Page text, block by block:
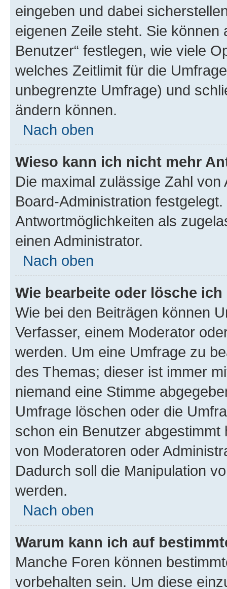
eingeben und dabei
eigenen Zeile steht. Sie können
Benutzer“ festlegen, wie viele
welches Zeitlimit für die
unbegrenzte Umfrage) und
ändern können.
Nach oben
Wieso kann ich nicht mehr
Die maximal zulässige Zahl
Board-Administration
Antwortmöglichkeiten als
einen Administrator.
Nach oben
Wie bearbeite oder lösche
Wie bei den Beiträgen können
Verfasser, einem Moderator
werden. Um eine Umfrage zu
des Themas; dieser ist immer
niemand eine Stimme
Umfrage löschen oder die
schon ein Benutzer
von Moderatoren oder
Dadurch soll die Manipulation
werden.
Nach oben
Warum kann ich auf
Manche Foren können
vorbehalten sein. Um diese